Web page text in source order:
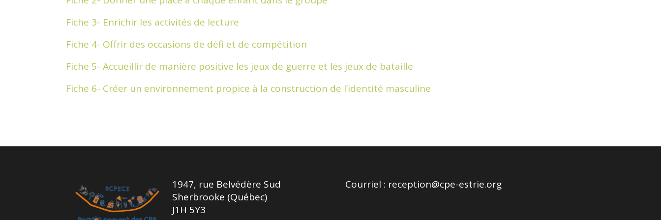
Fiche 3- Enrichir les activités de lecture
Fiche 4- Offrir des occasions de défi et de compétition
Fiche 5- Accueillir de manière positive les jeux de guerre et les jeux de bataille
Fiche 6- Créer un environnement propice à la construction de l’identité masculine
1947, rue Belvédère Sud
Sherbrooke (Québec)
J1H 5Y3
Courriel : reception@cpe-estrie.org